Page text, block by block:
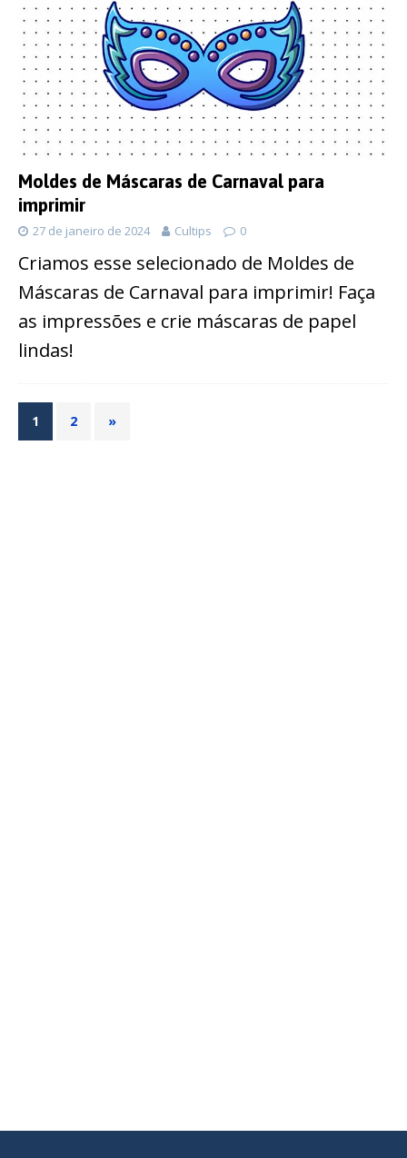
Moldes de Máscaras de Carnaval para
imprimir
27 de janeiro de 2024 Cultips 0
Criamos esse selecionado de Moldes de
Máscaras de Carnaval para imprimir! Faça
as impressões e crie máscaras de papel
lindas!
1 2 »